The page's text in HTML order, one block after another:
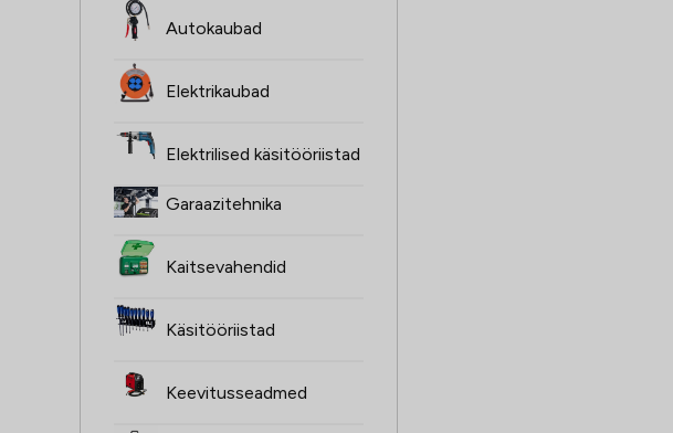
Autokaubad
Elektrikaubad
Elektrilised käsitööriistad
Garaazitehnika
Kaitsevahendid
Käsitööriistad
Keevitusseadmed